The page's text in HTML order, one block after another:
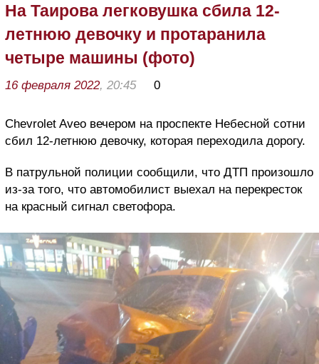
На Таирова легковушка сбила 12-
летнюю девочку и протаранила
четыре машины (фото)
16 февраля 2022, 20:45 0
Chevrolet Aveo вечером на проспекте Небесной сотни
сбил 12-летнюю девочку, которая переходила дорогу.
В патрульной полиции сообщили, что ДТП произошло
из-за того, что автомобилист выехал на перекресток
на красный сигнал светофора.